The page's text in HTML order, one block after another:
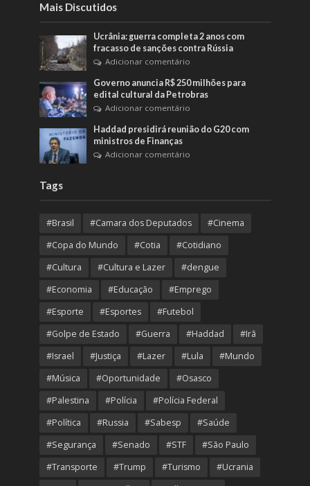
Mais Discutidos
Ucrânia: guerra completa 2 anos com
fracasso de sanções contra Rússia
Adicionar comentário
Governo anuncia R$ 250 milhões para
edital cultural da Petrobras
Adicionar comentário
Haddad presidirá reunião do G20 com
ministros de Finanças
Adicionar comentário
Tags
#Brasil #Camara dos Deputados
#Cinema
#Copa do Mundo
#Cotia
#Cotidiano
#Cultura
#Cultura e Lazer
#dengue
#Economia
#Educação
#Emprego
#Esporte
#Esportes
#Futebol
#Golpe de Estado
#Guerra #Haddad
#Irã
#Israel
#Justiça #Lazer #Lula
#Mundo
#Música
#Oportunidade
#Osasco
#Palestina
#Polícia
#Polícia Federal
#Política
#Russia #Sabesp
#Saúde
#Segurança
#Senado #STF
#São Paulo
#Transporte
#Trump #Turismo
#Ucrania